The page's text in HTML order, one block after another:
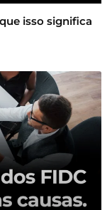
isso significa